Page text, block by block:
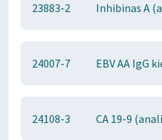
23883-2 Inhibinas A
24007-7 EBV AA IgG
24108-3 CA 19-9